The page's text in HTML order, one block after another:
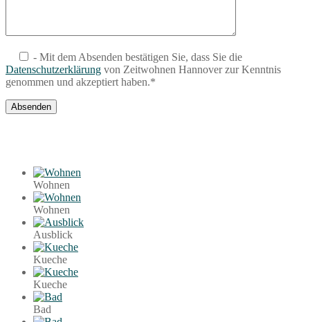
- Mit dem Absenden bestätigen Sie, dass Sie die
Datenschutzerklärung von Zeitwohnen Hannover zur Kenntnis
genommen und akzeptiert haben.*
Wohnen
Wohnen
Ausblick
Kueche
Kueche
Bad